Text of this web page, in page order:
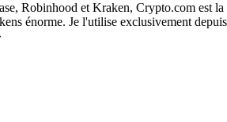
Robinhood et Kraken, Crypto.com est la
énorme. Je l'utilise exclusivement depuis